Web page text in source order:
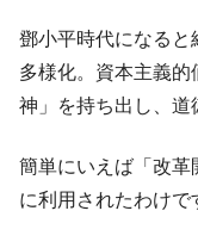
ている意外な選手と
Fact1 セレクトセ
鄧小平時代になると
多様化。資本主義
神」を持ち出し、道
簡単にいえば「改革
に利用されたわけで